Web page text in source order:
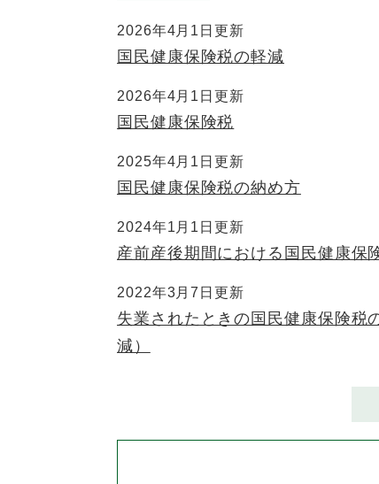
2026年4月1日更新
国民健康保険税の軽減
2026年4月1日更新
国民健康保険税
2025年4月1日更新
国民健康保険税の納め方
2024年1月1日更新
産前産後期間における国民健康保
2022年3月7日更新
失業されたときの国民健康保険税
減）